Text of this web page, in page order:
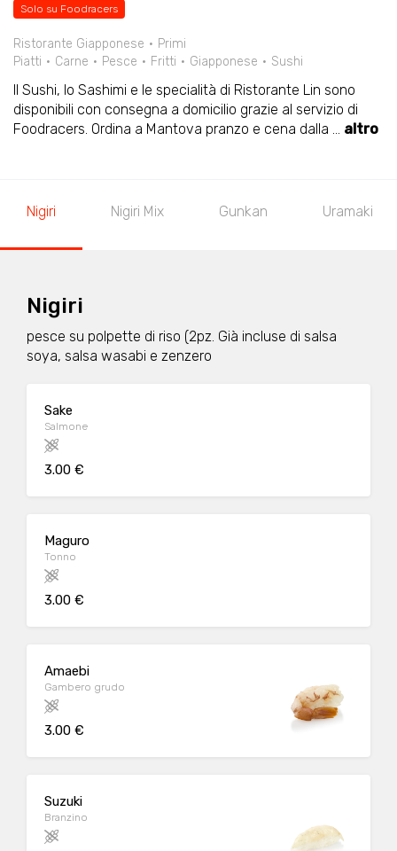
Solo su Foodracers
Ristorante Giapponese
Primi
Piatti
Carne Pesce Fritti Giapponese Sushi
Il Sushi, lo Sashimi e le specialità di Ristorante Lin sono
disponibili con consegna a domicilio grazie al servizio di
Foodracers. Ordina a Mantova pranzo e cena dalla ... altro
Nigiri Mix Gunkan Uramaki
Nigiri
pesce su polpette di riso (2pz. Già incluse di salsa
soya, salsa wasabi e zenzero
Sake
Salmone
3.00 €
Maguro
Tonno
3.00 €
Amaebi
Gambero grudo
3.00 €
Suzuki
Branzino